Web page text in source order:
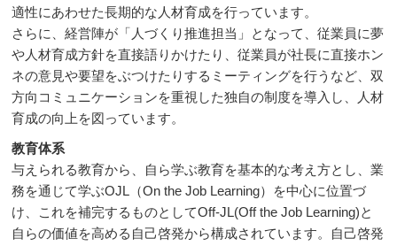
適性にあわせた長期的な人材育成を行っています。
さらに、経営陣が「人づくり推進担当」となって、従業員に夢
や人材育成方針を直接語りかけたり、従業員が社長に直接ホン
ネの意見や要望をぶつけたりするミーティングを行うなど、双
方向コミュニケーションを重視した独自の制度を導入し、人材
育成の向上を図っています。
教育体系
与えられる教育から、自ら学ぶ教育を基本的な考え方とし、業
務を通じて学ぶOJL（On the Job Learning）を中心に位置づ
け、これを補完するものとしてOff-JL(Off the Job Learning)と
自らの価値を高める自己啓発から構成されています。自己啓発